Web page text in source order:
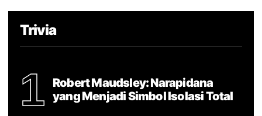
Trivia
1
Robert Maudsley: Narapidana
yang Menjadi Simbol Isolasi Total